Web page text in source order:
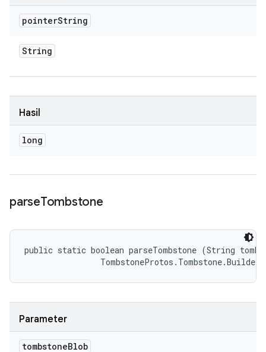
pointerString
String
Hasil
long
parseTombstone
public static boolean parseTombstone (String
TombstoneProtos.Tombstone.Builder
Parameter
tombstoneBlob